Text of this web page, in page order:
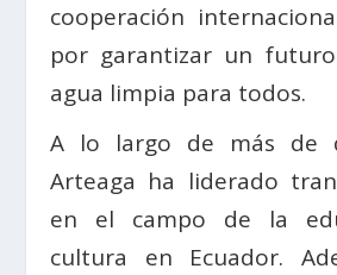
cooperación
por garantizar un
agua limpia para todos.
A lo largo de más de
Arteaga ha liderado
en el campo de la
cultura en Ecuador.